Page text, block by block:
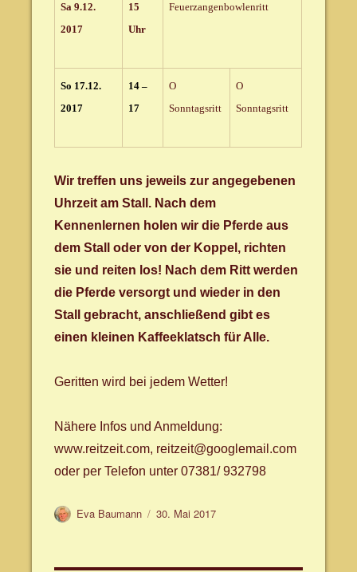
Sa 9.12.
2017
15
Uhr
Feuerzangenbowlenritt
So 17.12.
2017
14 –
17
O
Sonntagsritt
O
Sonntagsritt
Wir treffen uns jeweils zur angegebenen
Uhrzeit am Stall. Nach dem
Kennenlernen holen wir die Pferde aus
dem Stall oder von der Koppel, richten
sie und reiten los! Nach dem Ritt werden
die Pferde versorgt und wieder in den
Stall gebracht, anschließend gibt es
einen kleinen Kaffeeklatsch für Alle.
Geritten wird bei jedem Wetter!
Nähere Infos und Anmeldung:
www.reitzeit.com, reitzeit@googlemail.com
oder per Telefon unter 07381/ 932798
Autor
Eva Baumann
Veröffentlicht
30. Mai 2017